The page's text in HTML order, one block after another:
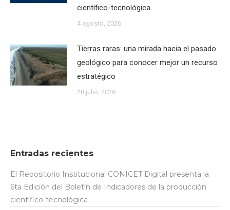
científico-tecnológica
4 agosto, 2026
Tierras raras: una mirada hacia el pasado
geológico para conocer mejor un recurso
estratégico
28 julio, 2026
Entradas recientes
El Repositorio Institucional CONICET Digital presenta la
6ta Edición del Boletín de Indicadores de la producción
científico-tecnológica